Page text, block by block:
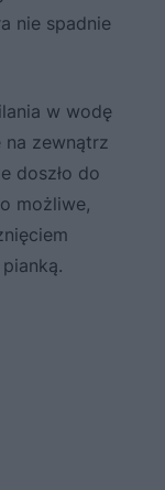
nie spadnie
w wodę
na zewnątrz
doszło do
możliwe,